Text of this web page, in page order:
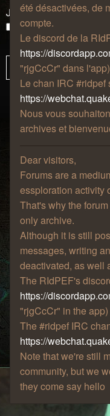
été désactivées, de
compte.
Le discord de la
https://
"rjgCcCr" dans l'app)
Le chan IRC #ridpef
https://
Nous vous
archives et
Dear visitors,
Forums are a
essploration activity
That's why the
only archive.
Although it is still
messages, writing
deactivated, as well
The RIdPEF's
https://
"rjgCcCr" in the app)
The #ridpef IRC
https://
Note that we're still
community, but we
they come say hello
J’ai oublié mon mot de
Se souvenir de moi
Masquer ma présence